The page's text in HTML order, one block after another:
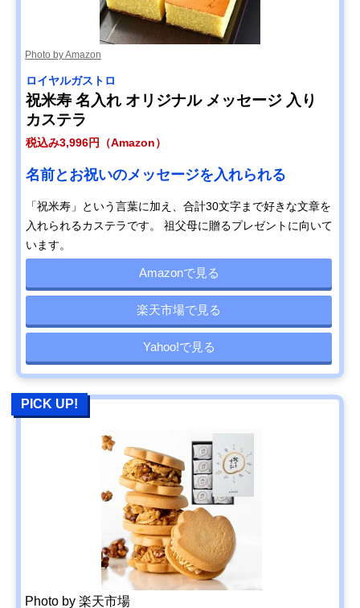
Photo by Amazon
ロイヤルガストロ
祝米寿 名入れ オリジナル メッセージ 入り
カステラ
税込み3,996円（Amazon）
名前とお祝いのメッセージを入れられる
「祝米寿」という言葉に加え、合計30文字まで好きな文章を
入れられるカステラです。 祖父母に贈るプレゼントに向いて
います。
Amazonで見る
楽天市場で見る
Yahoo!で見る
PICK UP!
Photo by 楽天市場